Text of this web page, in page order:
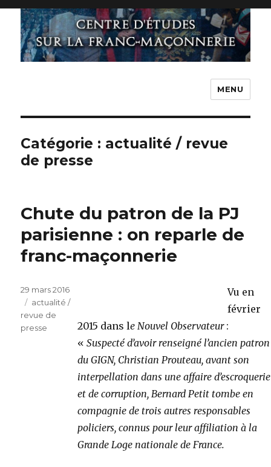
MENU
Catégorie : actualité / revue
de presse
Chute du patron de la PJ
parisienne : on reparle de
franc-maçonnerie
Vu en
février
2015 dans le Nouvel Observateur:
« Suspecté d’avoir renseigné l’ancien patron
du GIGN, Christian Prouteau, avant son
interpellation dans une affaire d’escroquerie
et de corruption, Bernard Petit tombe en
compagnie de trois autres responsables
policiers, connus pour leur affiliation à la
Grande Loge nationale de France.
Publié
le
29 mars 2016
Catégories
actualité /
revue de
presse